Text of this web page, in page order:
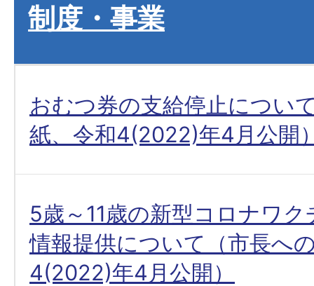
制度・事業
おむつ券の支給停止につい
紙、令和4(2022)年4月公開
5歳～11歳の新型コロナワ
情報提供について（市長へ
4(2022)年4月公開）